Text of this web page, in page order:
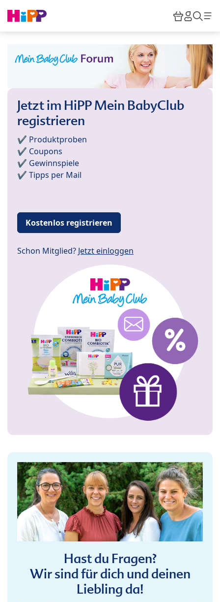
HiPP
Jetzt im HiPP Mein BabyClub
registrieren
✔️ Produktproben
✔️ Coupons
✔️ Gewinnspiele
✔️ Tipps per Mail
Kostenlos registrieren
Schon Mitglied? Jetzt einloggen
Hast du Fragen?
Wir sind für dich und deinen
Liebling da!